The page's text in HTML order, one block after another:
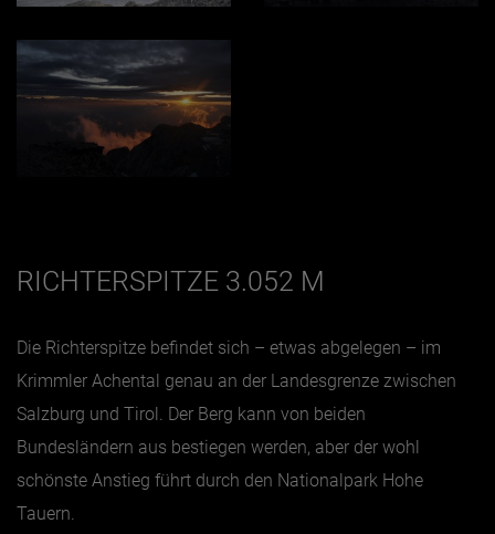
RICHTERSPITZE 3.052 M
Die Richterspitze befindet sich – etwas abgelegen – im
Krimmler Achental genau an der Landesgrenze zwischen
Salzburg und Tirol. Der Berg kann von beiden
Bundesländern aus bestiegen werden, aber der wohl
schönste Anstieg führt durch den Nationalpark Hohe
Tauern.